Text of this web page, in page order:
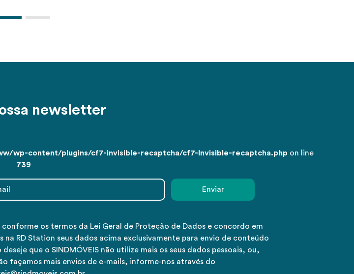
newsletter
wp-content/plugins/cf7-invisible-recaptcha/cf7-Invisible-recaptcha.php on line
739
os termos da Lei Geral de Proteção de Dados e concordo em
RD Station seus dados acima exclusivamente para envio de conteúdo
que o SINDMÓVEIS não utilize mais os seus dados pessoais, ou,
façamos mais envios de e-mails, informe-nos através do